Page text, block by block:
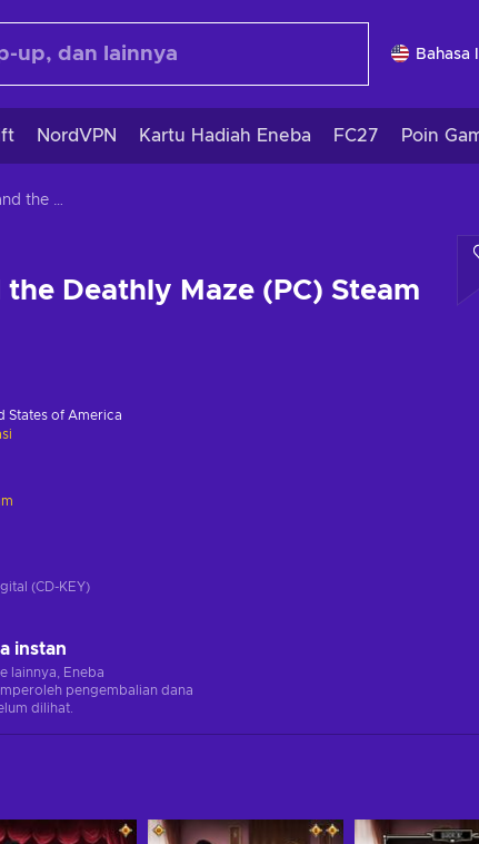
Bahasa
NordVPN Kartu Hadiah Eneba FC27 Poin
Miss Fisher and the Deathly Maze (PC) Steam Key GLOBAL
the Deathly Maze (PC) Steam
States of America
(CD-KEY)
instan
lainnya, Eneba
pengembalian dana
dilihat.